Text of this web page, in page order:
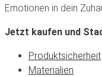
Emotionen in dein
Jetzt kaufen und
Produktsicherheit
Materialien